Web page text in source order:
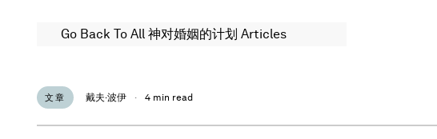
Go Back To All 神对婚姻的计划 Articles
文章 戴夫·波伊 · 4 min read